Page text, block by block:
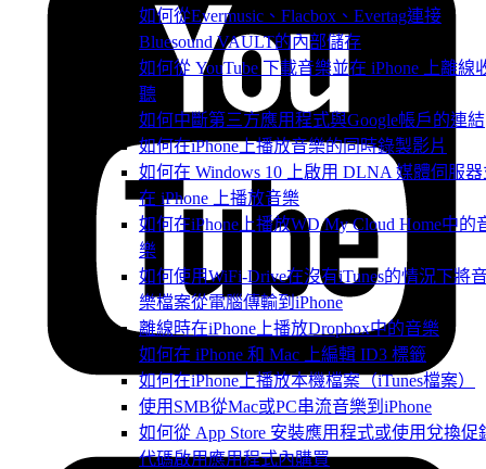
如何從Evermusic、Flacbox、Evertag連接
Bluesound VAULT的內部儲存
如何從 YouTube 下載音樂並在 iPhone 上離線
聽
如何中斷第三方應用程式與Google帳戶的連結
如何在iPhone上播放音樂的同時錄製影片
如何在 Windows 10 上啟用 DLNA 媒體伺服
在 iPhone 上播放音樂
如何在iPhone上播放WD My Cloud Home中的
樂
如何使用WiFi-Drive在沒有iTunes的情況下將
樂檔案從電腦傳輸到iPhone
離線時在iPhone上播放Dropbox中的音樂
如何在 iPhone 和 Mac 上編輯 ID3 標籤
如何在iPhone上播放本機檔案（iTunes檔案）
使用SMB從Mac或PC串流音樂到iPhone
如何從 App Store 安裝應用程式或使用兌換促
代碼啟用應用程式內購買